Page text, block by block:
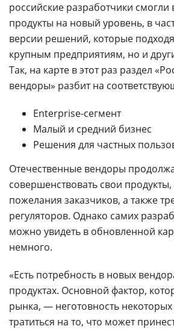
российские разработчики смогли
продукты на новый уровень, в
версии решений, которые
крупным предприятиям, но и
Так, на карте в этот раз раздел
вендоры» разбит на
Enterprise-сегмент
Малый и средний бизнес
Решения для частных
Отечественные вендоры
совершенствовать свои
пожелания заказчиков, а также
регуляторов. Однако самих
можно увидеть в обновленной
немного.
«Есть потребность в новых
продуктах. Основной фактор,
рынка, — неготовность
тратиться на то, что может